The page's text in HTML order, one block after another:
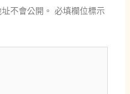
不會公開。 必填欄位標示